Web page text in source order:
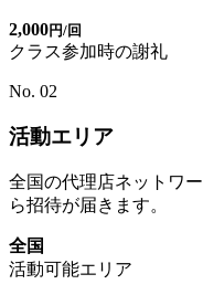
2,000円/回
クラス参加時の謝礼
No. 02
活動エリア
全国の代理店ネットワ
ら招待が届きます。
全国
活動可能エリア